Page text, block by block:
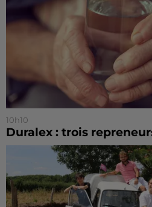
10h10
Duralex : trois